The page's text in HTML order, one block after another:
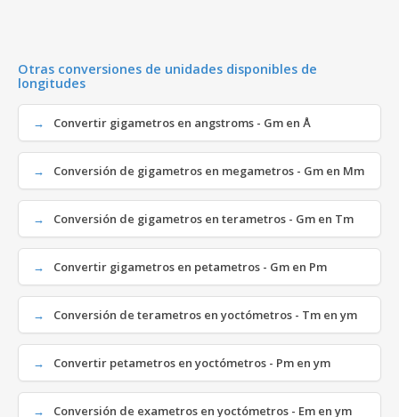
Otras conversiones de unidades disponibles de
longitudes
Convertir gigametros en angstroms - Gm en Å
Conversión de gigametros en megametros - Gm en Mm
Conversión de gigametros en terametros - Gm en Tm
Convertir gigametros en petametros - Gm en Pm
Conversión de terametros en yoctómetros - Tm en ym
Convertir petametros en yoctómetros - Pm en ym
Conversión de exametros en yoctómetros - Em en ym